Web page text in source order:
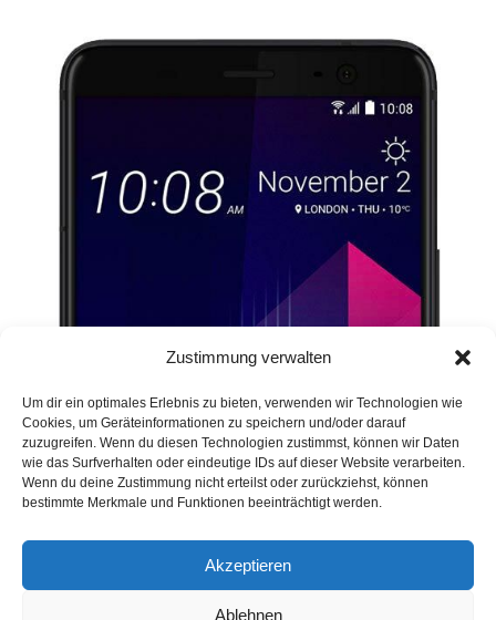
Zustimmung verwalten
Um dir ein optimales Erlebnis zu bieten, verwenden wir Technologien wie
Cookies, um Geräteinformationen zu speichern und/oder darauf
zuzugreifen. Wenn du diesen Technologien zustimmst, können wir Daten
wie das Surfverhalten oder eindeutige IDs auf dieser Website verarbeiten.
Wenn du deine Zustimmung nicht erteilst oder zurückziehst, können
bestimmte Merkmale und Funktionen beeinträchtigt werden.
Akzeptieren
Ablehnen